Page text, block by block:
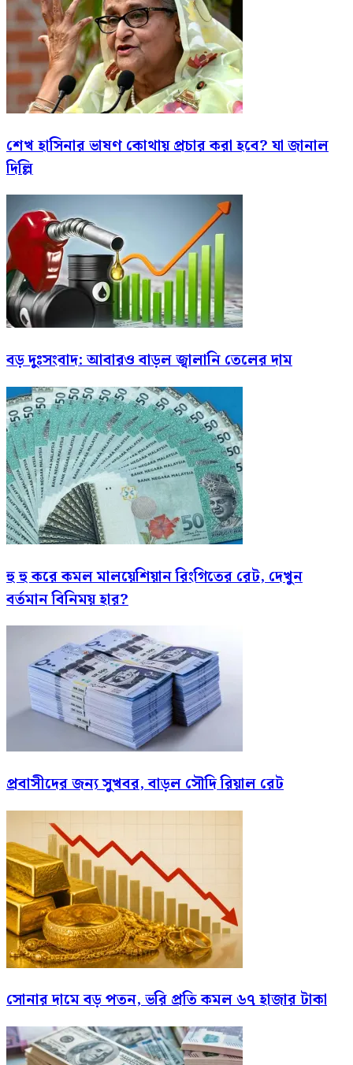
শেখ হাসিনার ভাষণ কোথায় প্রচার করা হবে? যা জানাল
দিল্লি
বড় দুঃসংবাদ: আবারও বাড়ল জ্বালানি তেলের দাম
হু হু করে কমল মালয়েশিয়ান রিংগিতের রেট, দেখুন
বর্তমান বিনিময় হার?
প্রবাসীদের জন্য সুখবর, বাড়ল সৌদি রিয়াল রেট
সোনার দামে বড় পতন, ভরি প্রতি কমল ৬৭ হাজার টাকা